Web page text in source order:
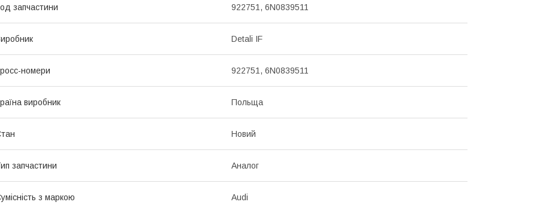
запчастини 922751, 6N0839511
Detali IF
номери 922751, 6N0839511
виробник Польща
Новий
запчастини Аналог
з маркою Audi